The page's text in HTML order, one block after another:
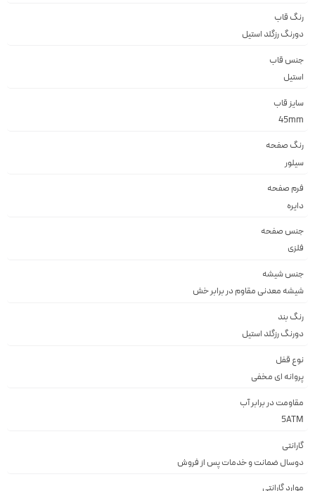
رنگ قاب
دورنگ رزگلد استيل
جنس قاب
استيل
سایز قاب
45mm
رنگ صفحه
سيلور
فرم صفحه
دايره
جنس صفحه
فلزى
جنس شیشه
شيشه معدنى مقاوم در برابر خش
رنگ بند
دورنگ رزگلد استيل
نوع قفل
پروانه اى مخفى
مقاومت در برابر آب
5ATM
گارانتی
دوسال ضمانت و خدمات پس از فروش
موارد گارانتی